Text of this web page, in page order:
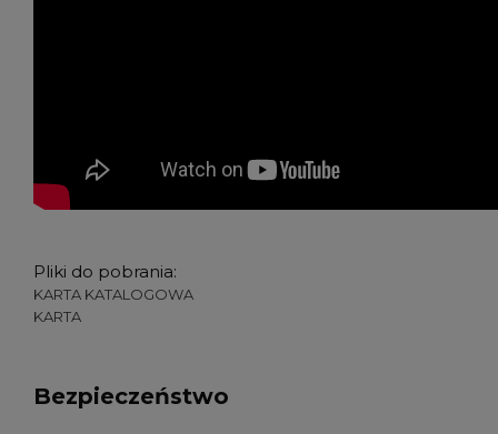
Pliki do pobrania:
KARTA KATALOGOWA
KARTA
Bezpieczeństwo